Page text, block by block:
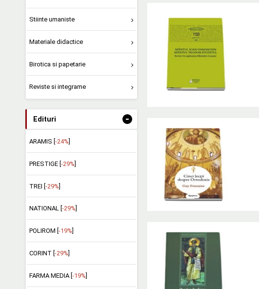
Stiinte umaniste
Materiale didactice
Birotica si papetarie
Reviste si integrame
Edituri -
ARAMIS [ -24%
PRESTIGE [-29%]
TREI [-29%]
NATIONAL [ -29%
POLIROM [ -19%
CORINT [ -29%
FARMA MEDIA [ -19%